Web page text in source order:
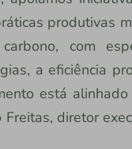
produtivas
com
a eficiência
está
diretor